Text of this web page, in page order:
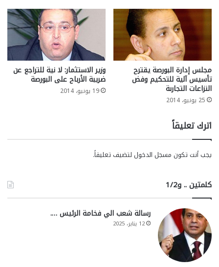
مجلس إدارة البورصة يقترح
تأسيس آلية للتحكيم وفض
النزاعات التجارىة
25 يونيو، 2014
وزير الاستثمار: لا نية للتراجع عن
ضريبة الأرباح على البورصة
19 يونيو، 2014
اترك تعليقاً
يجب أنت تكون مسجل الدخول لتضيف تعليقاً.
كلمتين .. و1/2
رسالة شعب الي فخامة الرئيس ….
12 يناير، 2025